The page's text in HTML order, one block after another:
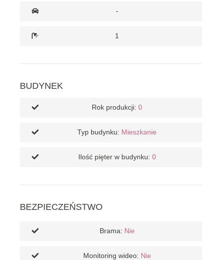
-
1
BUDYNEK
Rok produkcji: 0
Typ budynku: Mieszkanie
Ilość pięter w budynku: 0
BEZPIECZEŃSTWO
Brama: Nie
Monitoring wideo: Nie